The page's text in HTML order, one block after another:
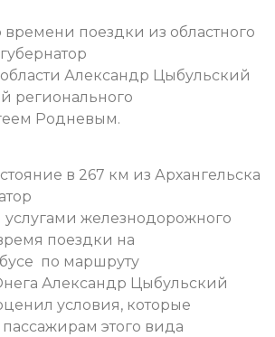
поездки из областного
Александр Цыбульский
регионального
Родневым.
в 267 км из Архангельска
услугами железнодорожного
поездки на
по маршруту
Александр Цыбульский
условия, которые
этого вида